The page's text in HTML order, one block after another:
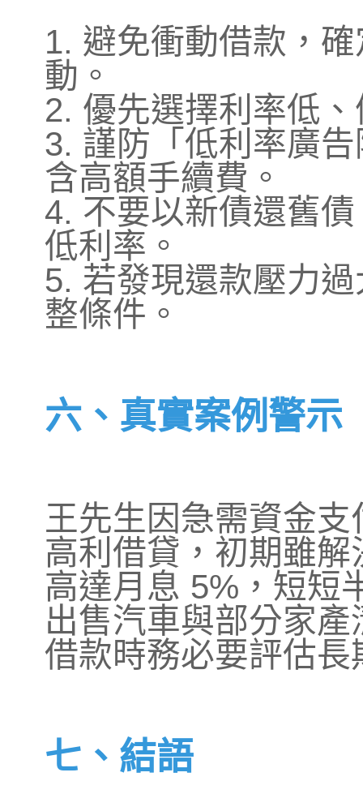
1. 避免衝動借款，
動。
2. 優先選擇利率低
3. 謹防「低利率廣
含高額手續費。
4. 不要以新債還舊
低利率。
5. 若發現還款壓力
整條件。
六、真實案例警示
王先生因急需資金
高利借貸，初期雖
高達月息 5%，短短
出售汽車與部分家
借款時務必要評估
七、結語